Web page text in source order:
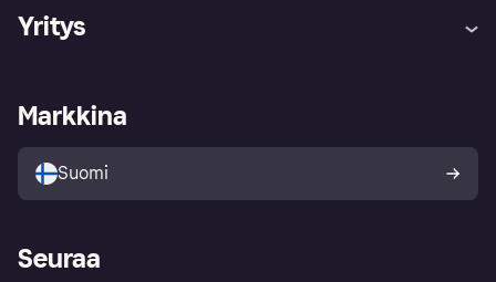
Ohje
Kirjaudu sisään
Tutustu kauppoihin
Ostajan turva
Yritys
Kirjaudu sisään yrityksenä
Markkina
Suomi
Seuraa